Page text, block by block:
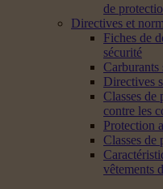
de
Directives et
Fiches de
sécurité
Carburants
Directives
Classes de
contre les
Protection
Classes de
vêtements